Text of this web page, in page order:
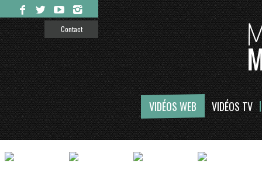
Contact
VIDÉOS WEB VIDÉOS TV